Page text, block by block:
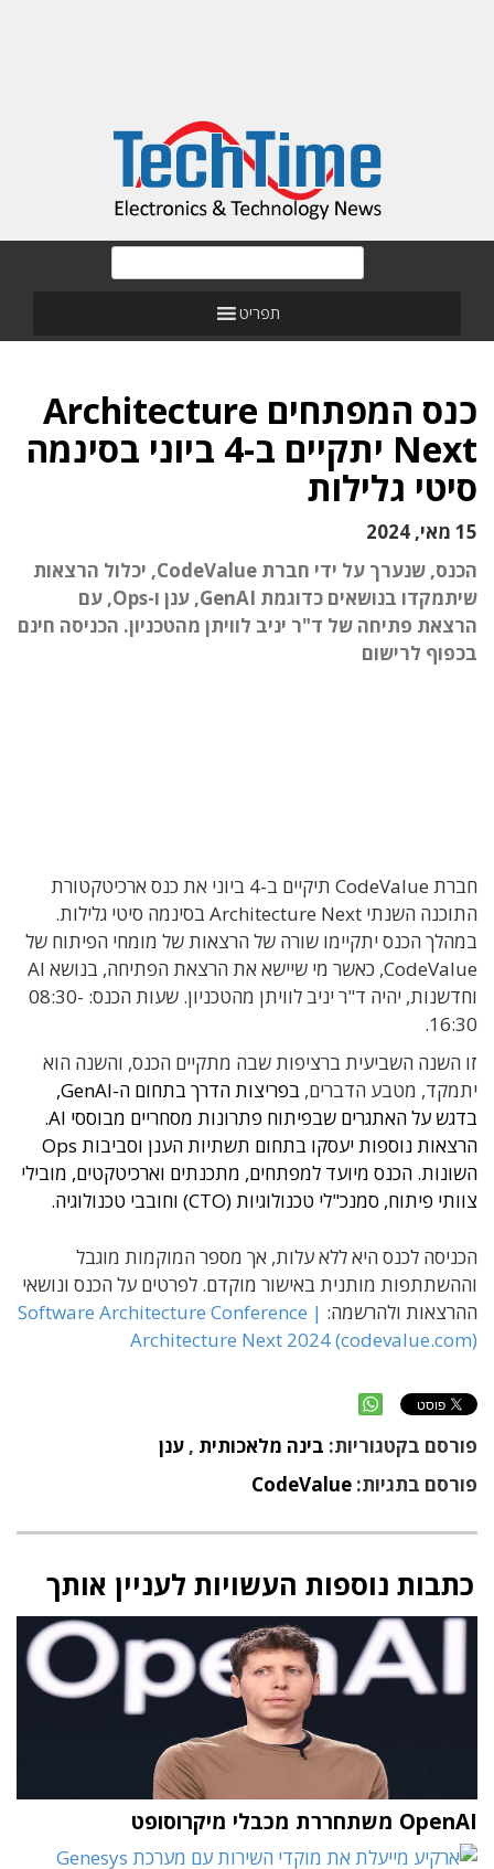
תפריט
כנס המפתחים Architecture
Next יתקיים ב-4 ביוני בסינמה
סיטי גלילות
15 מאי, 2024
הכנס, שנערך על ידי חברת CodeValue, יכלול הרצאות
שיתמקדו בנושאים כדוגמת GenAI, ענן ו-Ops, עם
הרצאת פתיחה של ד"ר יניב לוויתן מהטכניון. הכניסה חינם
בכפוף לרישום
חברת CodeValue תיקיים ב-4 ביוני את כנס ארכיטקטורת
התוכנה השנתי Architecture Next בסינמה סיטי גלילות.
במהלך הכנס יתקיימו שורה של הרצאות של מומחי הפיתוח של
CodeValue, כאשר מי שיישא את הרצאת הפתיחה, בנושא AI
וחדשנות, יהיה ד"ר יניב לוויתן מהטכניון. שעות הכנס: 08:30-
16:30.
זו השנה השביעית ברציפות שבה מתקיים הכנס, והשנה הוא
יתמקד, מטבע הדברים,
בפריצות הדרך בתחום ה-GenAI,
בדגש על האתגרים שבפיתוח פתרונות מסחריים מבוססי AI.
הרצאות נוספות יעסקו בתחום תשתיות הענן וסביבות Ops
השונות. הכנס מיועד למפתחים, מתכנתים וארכיטקטים, מובילי
צוותי פיתוח, סמנכ"לי טכנולוגיות (CTO) וחובבי טכנולוגיה.
הכניסה לכנס היא ללא עלות, אך מספר המוקמות מוגבל
וההשתתפות מותנית באישור מוקדם. לפרטים על הכנס ונושאי
ההרצאות ולהרשמה: Software Architecture Conference |
Architecture Next 2024 (codevalue.com)
פורסם בקטגוריות: בינה מלאכותית , ענן
פורסם בתגיות: CodeValue
כתבות נוספות העשויות לעניין אותך
OpenAI משתחררת מכבלי מיקרוסופט